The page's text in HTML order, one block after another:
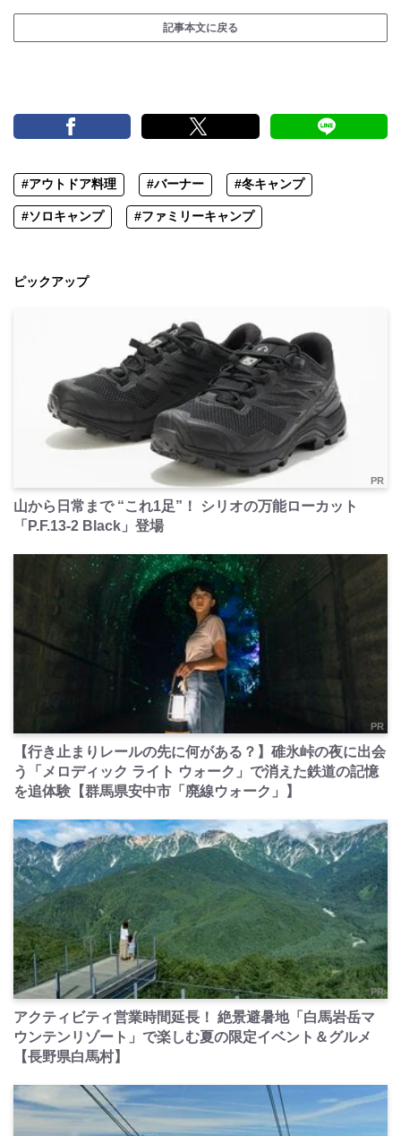
記事本文に戻る
#アウトドア料理 #バーナー #冬キャンプ
#ソロキャンプ #ファミリーキャンプ
ピックアップ
PR
山から日常まで “これ1足”！ シリオの万能ローカット
「P.F.13-2 Black」登場
PR
【行き止まりレールの先に何がある？】碓氷峠の夜に出会
う「メロディック ライト ウォーク」で消えた鉄道の記憶
を追体験【群馬県安中市「廃線ウォーク」】
PR
アクティビティ営業時間延長！ 絶景避暑地「白馬岩岳マ
ウンテンリゾート」で楽しむ夏の限定イベント＆グルメ
【長野県白馬村】